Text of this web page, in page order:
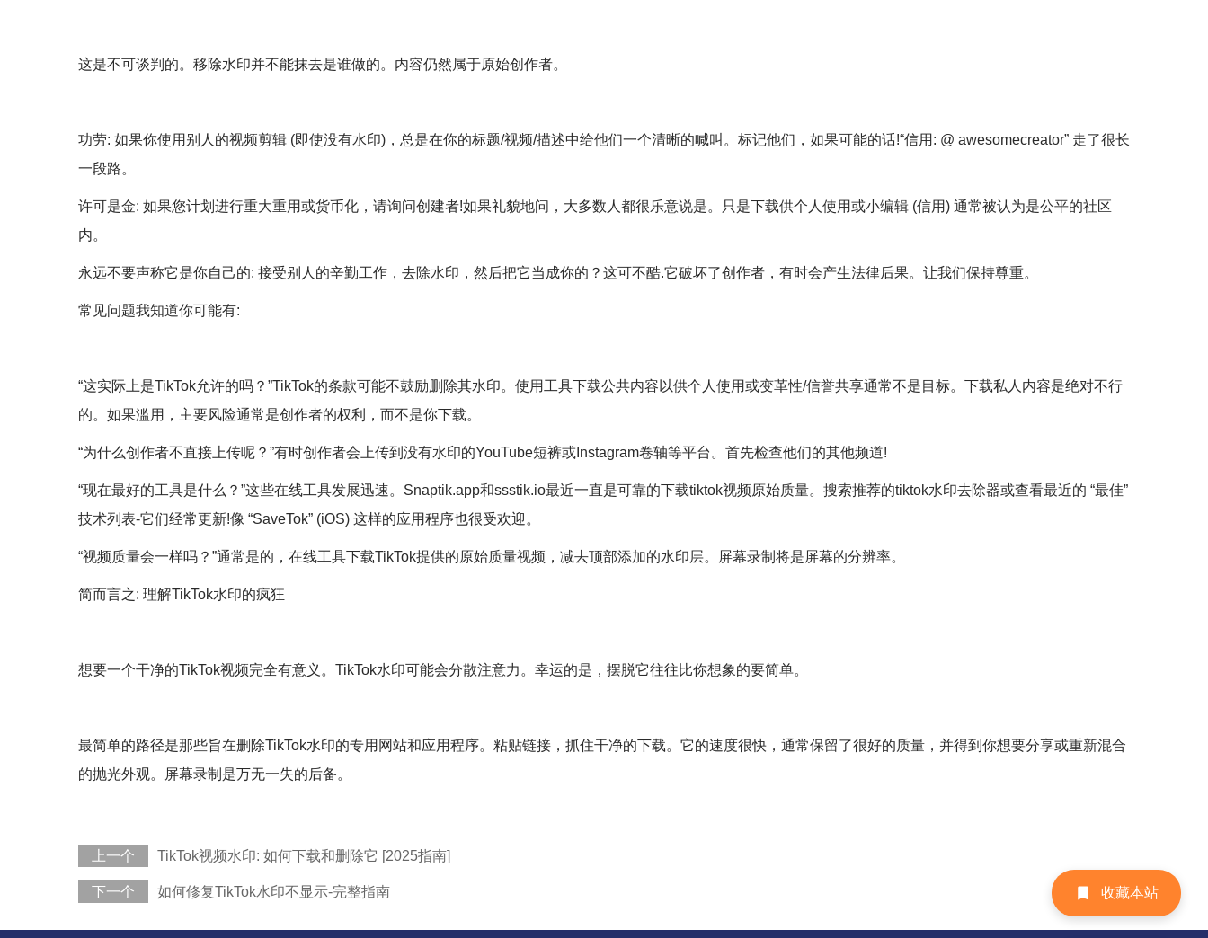
这是不可谈判的。移除水印并不能抹去是谁做的。内容仍然属于原始创作者。
功劳: 如果你使用别人的视频剪辑 (即使没有水印)，总是在你的标题/视频/描述中给他们一个清晰的喊叫。标记他们，如果可能的话!“信用: @ awesomecreator” 走了很长
一段路。
许可是金: 如果您计划进行重大重用或货币化，请询问创建者!如果礼貌地问，大多数人都很乐意说是。只是下载供个人使用或小编辑 (信用) 通常被认为是公平的社区
内。
永远不要声称它是你自己的: 接受别人的辛勤工作，去除水印，然后把它当成你的？这可不酷.它破坏了创作者，有时会产生法律后果。让我们保持尊重。
常见问题我知道你可能有:
“这实际上是TikTok允许的吗？”TikTok的条款可能不鼓励删除其水印。使用工具下载公共内容以供个人使用或变革性/信誉共享通常不是目标。下载私人内容是绝对不行
的。如果滥用，主要风险通常是创作者的权利，而不是你下载。
“为什么创作者不直接上传呢？”有时创作者会上传到没有水印的YouTube短裤或Instagram卷轴等平台。首先检查他们的其他频道!
“现在最好的工具是什么？”这些在线工具发展迅速。Snaptik.app和ssstik.io最近一直是可靠的下载tiktok视频原始质量。搜索推荐的tiktok水印去除器或查看最近的 “最佳”
技术列表-它们经常更新!像 “SaveTok” (iOS) 这样的应用程序也很受欢迎。
“视频质量会一样吗？”通常是的，在线工具下载TikTok提供的原始质量视频，减去顶部添加的水印层。屏幕录制将是屏幕的分辨率。
简而言之: 理解TikTok水印的疯狂
想要一个干净的TikTok视频完全有意义。TikTok水印可能会分散注意力。幸运的是，摆脱它往往比你想象的要简单。
最简单的路径是那些旨在删除TikTok水印的专用网站和应用程序。粘贴链接，抓住干净的下载。它的速度很快，通常保留了很好的质量，并得到你想要分享或重新混合
的抛光外观。屏幕录制是万无一失的后备。
上一个 TikTok视频水印: 如何下载和删除它 [2025指南]
下一个 如何修复TikTok水印不显示-完整指南 收藏本站